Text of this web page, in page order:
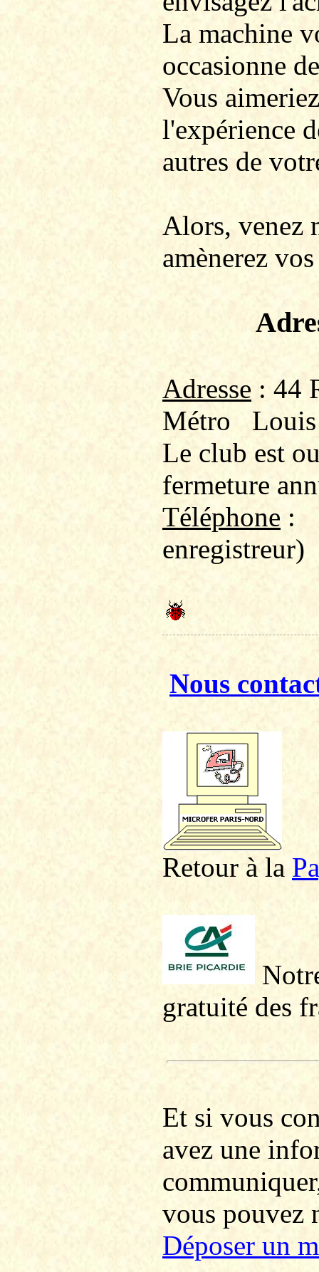
La machine
occasionne
Vous
l'expérience
autres de
Alors, venez
amènerez
Adresse : 44
Métro
Le club est
fermeture
Téléphone :
enregistreur)
Nous
Retour à la P
gratuité des
Et si vous
avez une
vous pouvez
Déposer un